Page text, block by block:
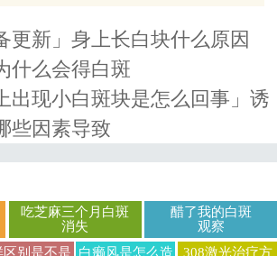
更新」身上长白块什么原因
什么会得白斑
出现小白斑块是怎么回事」诱
些因素导致
吃芝麻三个月白斑
消失
醋了我的白斑
观察
区别是不是 白癞风是怎么造
308激光治疗方